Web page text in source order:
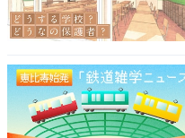
1位には、伊達みきおさ
宮城県出身で高校の同
ビを結成。2007年に行